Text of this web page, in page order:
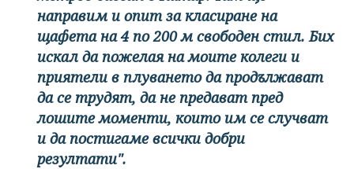
направим и опит за класиране на
щафета на 4 по 200 м свободен стил. Бих
искал да пожелая на моите колеги и
приятели в плуването да продължават
да се трудят, да не предават пред
лошите моменти, които им се случват
и да постигаме всички добри
резултати".